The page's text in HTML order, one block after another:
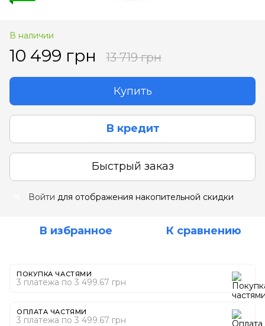
В наличии
10 499 грн 13 719 грн
Купить
В кредит
Быстрый заказ
Войти для отображения накопительной скидки
В избранное К сравнению
ПОКУПКА ЧАСТЯМИ
3 платежа по 3 499.67 грн
ОПЛАТА ЧАСТЯМИ
3 платежа по 3 499.67 грн